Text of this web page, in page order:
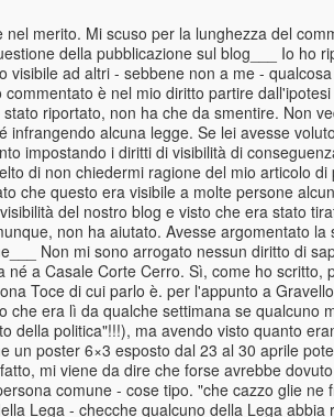
merito. Mi scuso per la lunghezza del
della pubblicazione sul blog___ Io ho
ad altri - sebbene non a me -
è nel mio diritto partire
riportato, non ha che da smentire. Non
alcuna legge. Se lei avesse
impostando i diritti di visibilità di
di non chiedermi ragione del mio articolo
che questo era visibile a molte persone
del nostro blog e visto che era stato
non ha aiutato. Avesse argomentato
Non mi sono arrogato nessun diritto di
a Casale Corte Cerro. Sì, come ho scritto,
Toce di cui parlo è. per l'appunto a
era lì da qualche settimana se qualcuno
politica"!!!), ma avendo visto quanto
poster 6×3 esposto dal 23 al 30 aprile
mi viene da dire che forse avrebbe
comune - cose tipo. "che cazzo glie
Lega - checche qualcuno della Lega abbia